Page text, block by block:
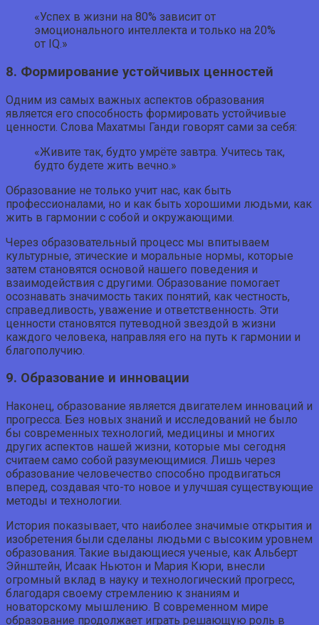
«Успех в жизни на 80% зависит от
эмоционального интеллекта и только на 20%
от IQ.»
8. Формирование устойчивых ценностей
Одним из самых важных аспектов образования
является его способность формировать устойчивые
ценности. Слова Махатмы Ганди говорят сами за себя:
«Живите так, будто умрёте завтра. Учитесь так,
будто будете жить вечно.»
Образование не только учит нас, как быть
профессионалами, но и как быть хорошими людьми, как
жить в гармонии с собой и окружающими.
Через образовательный процесс мы впитываем
культурные, этические и моральные нормы, которые
затем становятся основой нашего поведения и
взаимодействия с другими. Образование помогает
осознавать значимость таких понятий, как честность,
справедливость, уважение и ответственность. Эти
ценности становятся путеводной звездой в жизни
каждого человека, направляя его на путь к гармонии и
благополучию.
9. Образование и инновации
Наконец, образование является двигателем инноваций и
прогресса. Без новых знаний и исследований не было
бы современных технологий, медицины и многих
других аспектов нашей жизни, которые мы сегодня
считаем само собой разумеющимися. Лишь через
образование человечество способно продвигаться
вперед, создавая что-то новое и улучшая существующие
методы и технологии.
История показывает, что наиболее значимые открытия и
изобретения были сделаны людьми с высоким уровнем
образования. Такие выдающиеся ученые, как Альберт
Эйнштейн, Исаак Ньютон и Мария Кюри, внесли
огромный вклад в науку и технологический прогресс,
благодаря своему стремлению к знаниям и
новаторскому мышлению. В современном мире
образование продолжает играть решающую роль в